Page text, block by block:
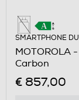
SMARTPHONE
MOTOROLA
Carbon
€ 857,00